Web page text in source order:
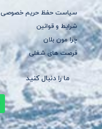
سیاست حفظ حریم خصوصی
شرایط و قوانین
چرا مون بلان
فرصت های شغلی
ما را دنبال کنید